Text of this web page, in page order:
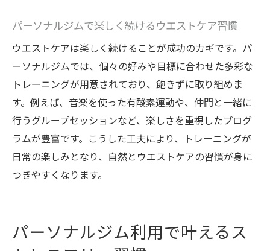
パーソナルジムで楽しく続けるウエストケア習慣
ウエストケアは楽しく続けることが成功のカギです。パ
ーソナルジムでは、個々の好みや目標に合わせた多彩な
トレーニングが用意されており、飽きずに取り組めま
す。例えば、音楽を使った有酸素運動や、仲間と一緒に
行うグループセッションなど、楽しさを重視したプログ
ラムが豊富です。こうした工夫により、トレーニングが
日常の楽しみとなり、自然とウエストケアの習慣が身に
つきやすくなります。
パーソナルジム利用で叶えるス